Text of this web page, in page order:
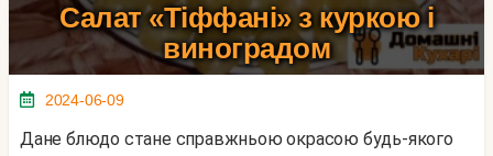
Салат «Тіффані» з куркою і
виноградом
2024-06-09
Дане блюдо стане справжньою окрасою будь-якого